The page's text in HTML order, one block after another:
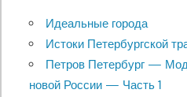
Идеальные города
Истоки Петербургской
Петров Петербург —
новой России — Часть 1